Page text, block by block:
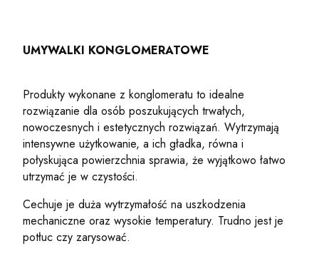
UMYWALKI KONGLOMERATOWE
Produkty wykonane z konglomeratu to idealne
rozwiązanie dla osób poszukujących trwałych,
nowoczesnych i estetycznych rozwiązań. Wytrzymają
intensywne użytkowanie, a ich gładka, równa i
połyskująca powierzchnia sprawia, że wyjątkowo łatwo
utrzymać je w czystości.
Cechuje je duża wytrzymałość na uszkodzenia
mechaniczne oraz wysokie temperatury. Trudno jest je
potłuc czy zarysować.